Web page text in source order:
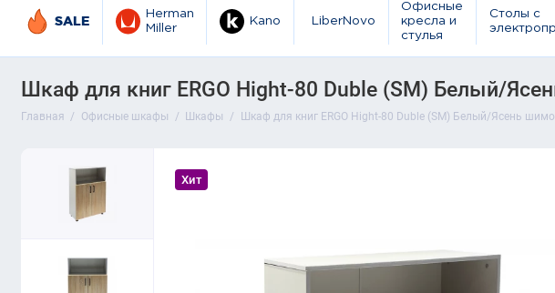
SALE
Herman
Miller
Kano LiberNovo
Офисные
кресла и
стулья
Столы с
Шкаф для книг ERGO Hight-80 Duble (SM) Белый/
Главная Офисные шкафы Шкафы Шкаф для книг ERGO Hight-80 Duble (SM) Белый/Ясень шимо
Хит